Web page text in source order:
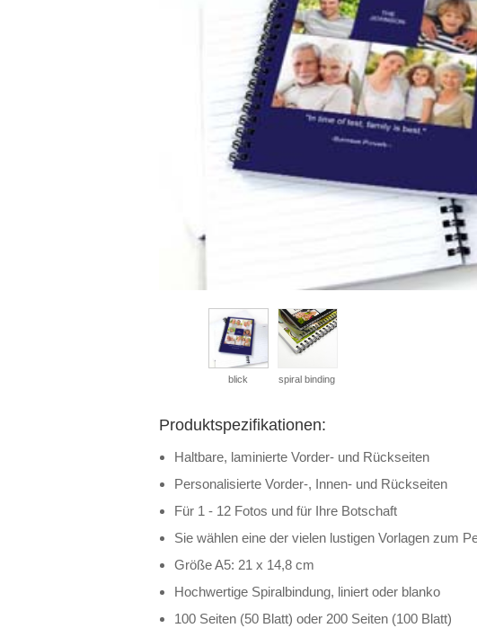
blick spiral binding
Produktspezifikationen:
Haltbare, laminierte Vorder- und Rückseiten
Personalisierte Vorder-, Innen- und Rückseiten
Für 1 - 12 Fotos und für Ihre Botschaft
Sie wählen eine der vielen lustigen Vorlagen zum
Größe A5: 21 x 14,8 cm
Hochwertige Spiralbindung, liniert oder blanko
100 Seiten (50 Blatt) oder 200 Seiten (100 Blatt)